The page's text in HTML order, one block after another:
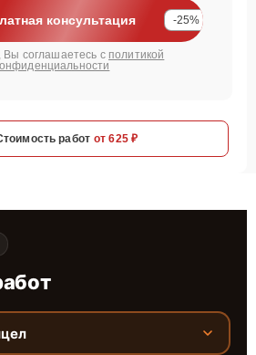
консультация -25%
Вы соглашаетесь с политикой
работ от 625 ₽